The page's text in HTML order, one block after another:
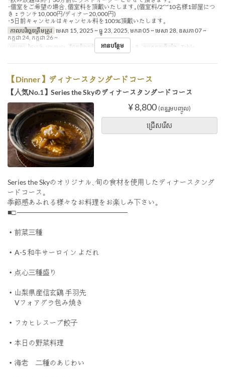
･個室をご希望の場合､個室料を頂戴いたします｡(個室料/2～10名様1部屋につ
き：ランチ10,000円/ディナー20,000円)
･5日前キャンセルはキャンセル料を100％頂戴いたします｡
កាលបរិច្ឆេទត្រឹមត្រូវ មេសា 15, 2025 ~ ធ្នូ 23, 2025, មករា 05 ~ មេសា 28, ឧសភា 07 ~
កក្កដា 24, កក្កដា 26 ~
អាហារ ថ្ងៃត្រង់, អាហារឡ ដែនកំណត់ការបញ្ជាទិញ 2 ~ 8 ប្រភេទកន្រ្ត័តាំង Table
អានបន្ថែម
【Dinner】ディナースタンダードコース
【人気No.1】Series the Skyのディナースタンダードコース
¥ 8,800 (ពន្ធរួមបញ្ចូល)
ជ្រើសរើស
Series the Skyのオリジナル､旬の食材を使用したディナースタンダ
ードコース｡
季節感あふれる様々なお料理をお楽しみ下さい｡
■□ ──────────────────────
・前菜三種
・A-5 和牛サーロイン よだれ
・点心三種盛り
・山梨県産信玄鷄 手羽先
Vフォアグラ包み焼き
・フカヒレスープ餃子
・本日の野菜料理
・海老 二種のあじわい